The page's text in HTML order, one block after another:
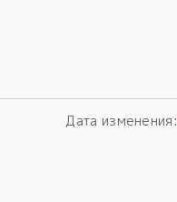
Дата изменения: